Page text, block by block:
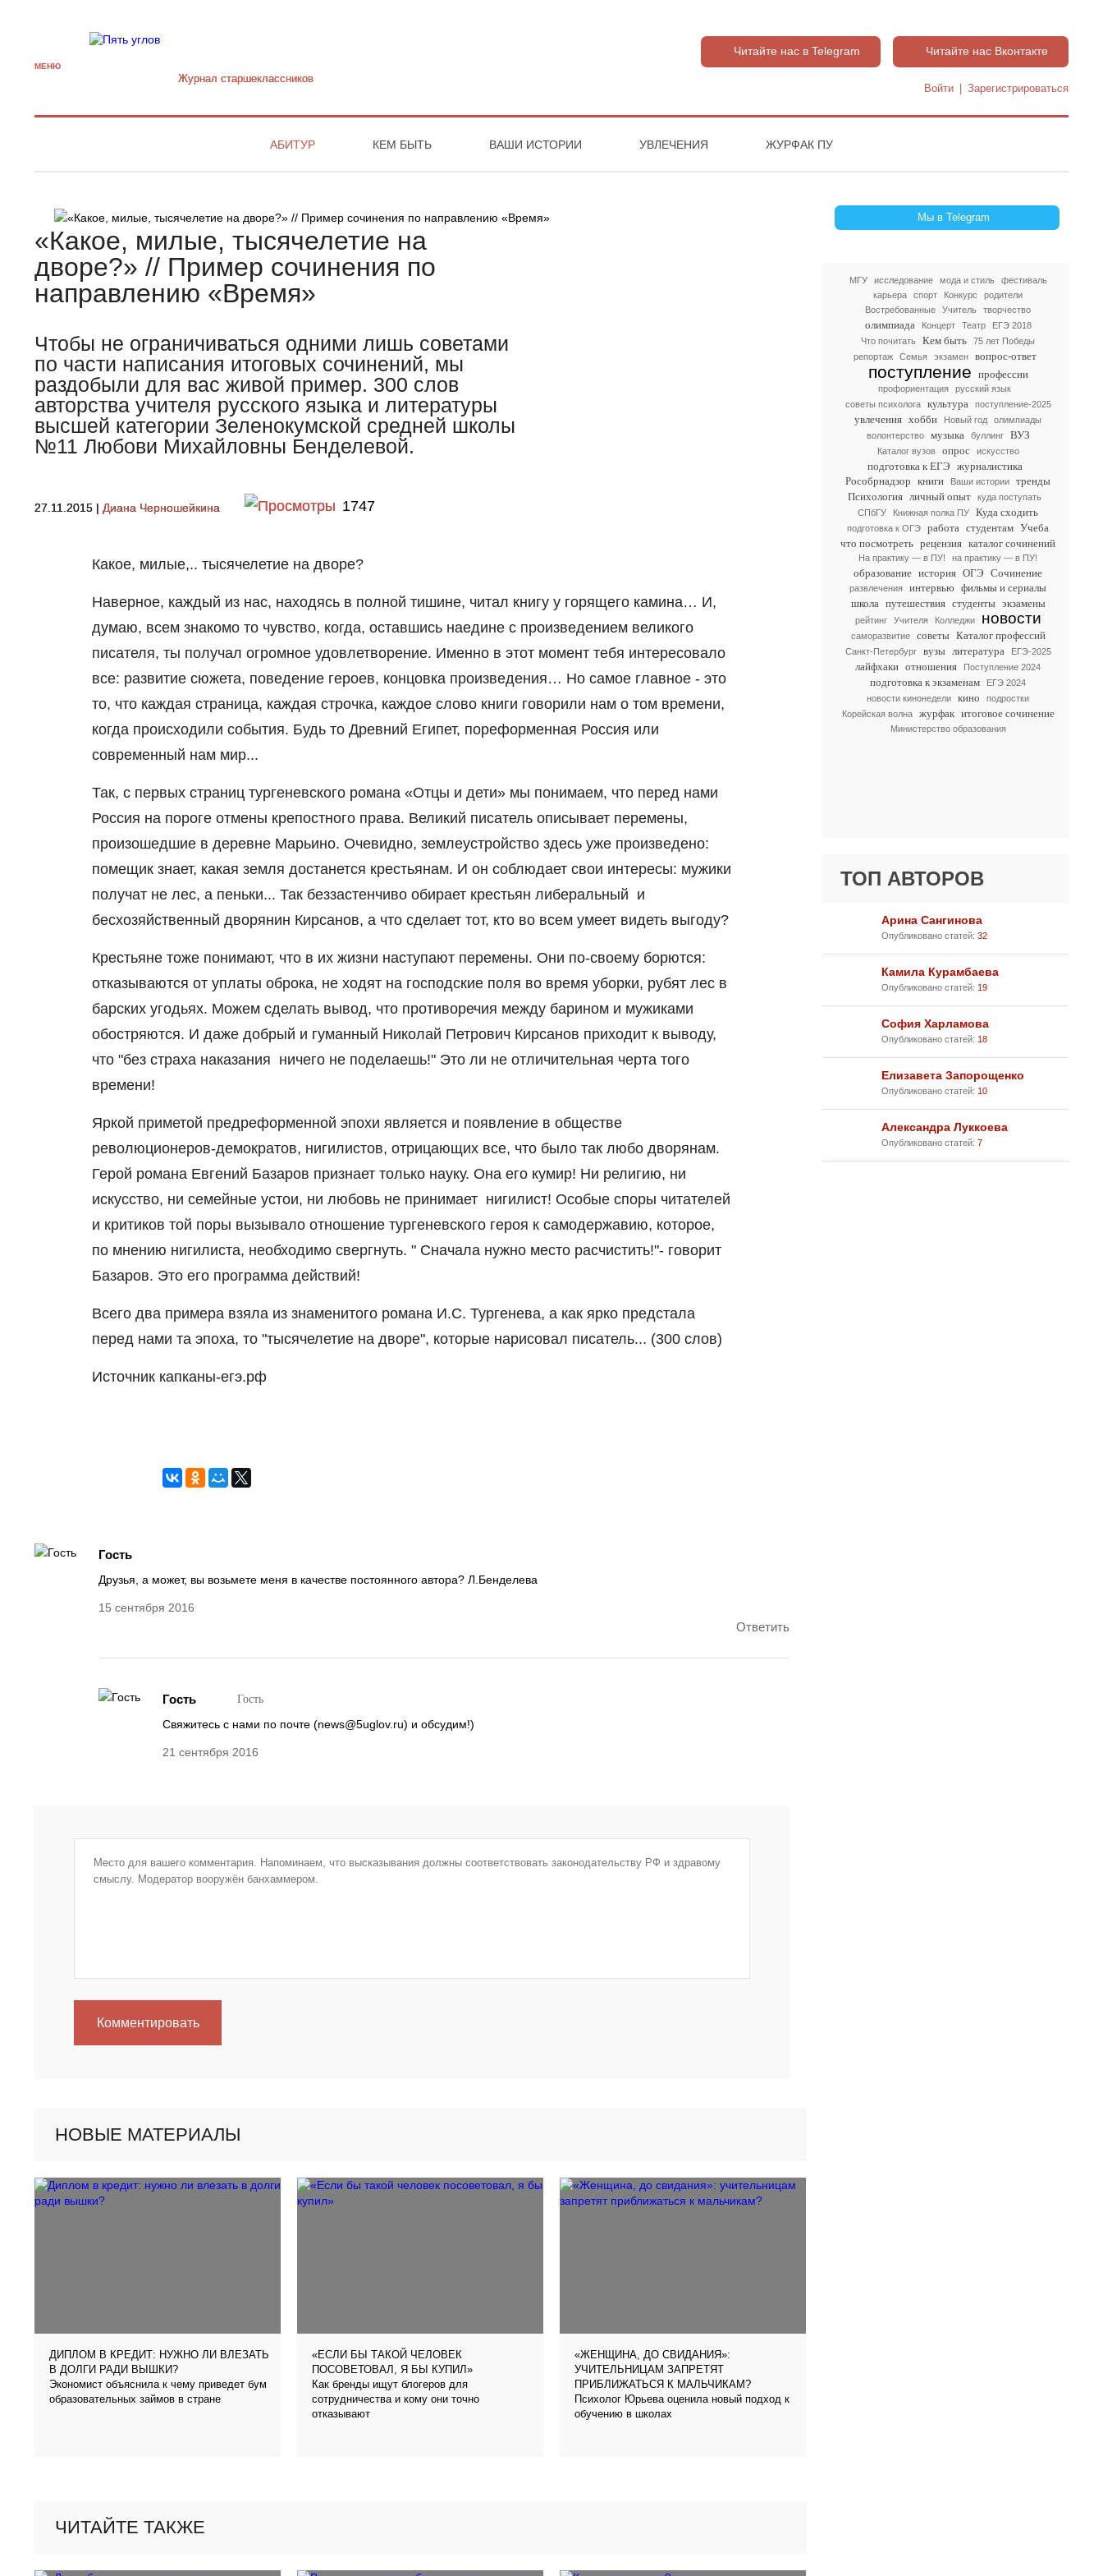
МЕНЮ
Журнал старшекласcников
Читайте нас в Telegram Читайте нас Вконтакте
Войти Зарегистрироваться
АБИТУР КЕМ БЫТЬ ВАШИ ИСТОРИИ УВЛЕЧЕНИЯ ЖУРФАК ПУ
Мы в Telegram
МГУ исследование мода и стиль
фестиваль
карьера
спорт Конкурс
родители
Востребованные
Учитель творчество
олимпиада Концерт Театр
ЕГЭ 2018
Что почитать
Кем быть
75 лет Победы
репортаж
Семья экзамен вопрос-ответ
поступление профессии
профориентация
русский язык
советы психолога
культура поступление-2025
увлечения хобби Новый год
олимпиады
волонтерство
музыка буллинг ВУЗ
Каталог вузов опрос искусство
подготовка к ЕГЭ журналистика
Рособрнадзор книги Ваши истории
тренды
Психология личный опыт
куда поступать
СПбГУ
Книжная полка ПУ Куда сходить
подготовка к ОГЭ работа студентам Учеба
что посмотреть рецензия каталог сочинений
На практику — в ПУ! на практику — в ПУ!
образование история ОГЭ Сочинение
развлечения интервью фильмы и сериалы
школа путешествия студенты экзамены
рейтинг Учителя Колледжи новости
саморазвитие советы Каталог профессий
Санкт-Петербург вузы литература ЕГЭ-2025
лайфхаки отношения Поступление 2024
подготовка к экзаменам
ЕГЭ 2024
новости кинонедели
кино
подростки
Корейская волна
журфак итоговое сочинение
Министерство образования
ТОП АВТОРОВ
Арина Сангинова
Опубликовано статей: 32
Камила Курамбаева
Опубликовано статей: 19
София Харламова
Опубликовано статей: 18
Елизавета Запорощенко
Опубликовано статей: 10
Александра Луккоева
Опубликовано статей: 7
«Какое, милые, тысячелетие на
дворе?» // Пример сочинения по
направлению «Время»
Чтобы не ограничиваться одними лишь советами
по части написания итоговых сочинений, мы
раздобыли для вас живой пример. 300 слов
авторства учителя русского языка и литературы
высшей категории Зеленокумской средней школы
№11 Любови Михайловны Бенделевой.
27.11.2015 | Диана Черношейкина 1747
Какое, милые,.. тысячелетие на дворе?
Наверное, каждый из нас, находясь в полной тишине, читал книгу у горящего камина… И,
думаю, всем знакомо то чувство, когда, оставшись наедине с произведением великого
писателя, ты получал огромное удовлетворение. Именно в этот момент тебя интересовало
все: развитие сюжета, поведение героев, концовка произведения… Но самое главное - это
то, что каждая страница, каждая строчка, каждое слово книги говорили нам о том времени,
когда происходили события. Будь то Древний Египет, пореформенная Россия или
современный нам мир...
Так, с первых страниц тургеневского романа «Отцы и дети» мы понимаем, что перед нами
Россия на пороге отмены крепостного права. Великий писатель описывает перемены,
произошедшие в деревне Марьино. Очевидно, землеустройство здесь уже произведено:
помещик знает, какая земля достанется крестьянам. И он соблюдает свои интересы: мужики
получат не лес, а пеньки... Так беззастенчиво обирает крестьян либеральный и
бесхозяйственный дворянин Кирсанов, а что сделает тот, кто во всем умеет видеть выгоду?
Крестьяне тоже понимают, что в их жизни наступают перемены. Они по-своему борются:
отказываются от уплаты оброка, не ходят на господские поля во время уборки, рубят лес в
барских угодьях. Можем сделать вывод, что противоречия между барином и мужиками
обостряются. И даже добрый и гуманный Николай Петрович Кирсанов приходит к выводу,
что "без страха наказания ничего не поделаешь!" Это ли не отличительная черта того
времени!
Яркой приметой предреформенной эпохи является и появление в обществе
революционеров-демократов, нигилистов, отрицающих все, что было так любо дворянам.
Герой романа Евгений Базаров признает только науку. Она его кумир! Ни религию, ни
искусство, ни семейные устои, ни любовь не принимает нигилист! Особые споры читателей
и критиков той поры вызывало отношение тургеневского героя к самодержавию, которое,
по мнению нигилиста, необходимо свергнуть. " Сначала нужно место расчистить!"- говорит
Базаров. Это его программа действий!
Всего два примера взяла из знаменитого романа И.С. Тургенева, а как ярко предстала
перед нами та эпоха, то "тысячелетие на дворе", которые нарисовал писатель... (300 слов)
Источник капканы-егэ.рф
Гость
Друзья, а может, вы возьмете меня в качестве постоянного автора? Л.Бенделева
15 сентября 2016
Ответить
Гость Гость
Свяжитесь с нами по почте (news@5uglov.ru) и обсудим!)
21 сентября 2016
Комментировать
НОВЫЕ МАТЕРИАЛЫ
ДИПЛОМ В КРЕДИТ: НУЖНО ЛИ ВЛЕЗАТЬ
В ДОЛГИ РАДИ ВЫШКИ?
Экономист объяснила к чему приведет бум
образовательных займов в стране
«ЕСЛИ БЫ ТАКОЙ ЧЕЛОВЕК
ПОСОВЕТОВАЛ, Я БЫ КУПИЛ»
Как бренды ищут блогеров для
сотрудничества и кому они точно
отказывают
«ЖЕНЩИНА, ДО СВИДАНИЯ»:
УЧИТЕЛЬНИЦАМ ЗАПРЕТЯТ
ПРИБЛИЖАТЬСЯ К МАЛЬЧИКАМ?
Психолог Юрьева оценила новый подход к
обучению в школах
ЧИТАЙТЕ ТАКЖЕ